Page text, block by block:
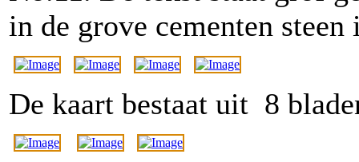
in de grove cementen steen
De kaart bestaat uit 8